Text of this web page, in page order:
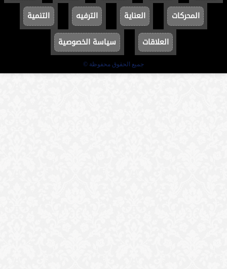
المحركات
العناية الترفيه
التنمية
العلاقات
سياسة الخصوصية
جميع الحقوق محفوظة ©